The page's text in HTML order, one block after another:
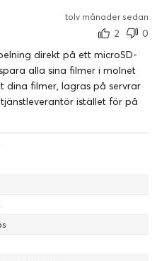
tolv månader sedan
2
0
direkt på ett microSD-
alla sina filmer i molnet
dina filmer, lagras på servrar
istället för på